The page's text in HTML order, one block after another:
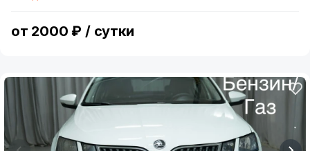
от 2000 ₽ / сутки